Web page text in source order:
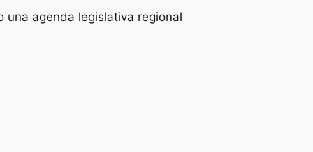
una agenda legislativa regional